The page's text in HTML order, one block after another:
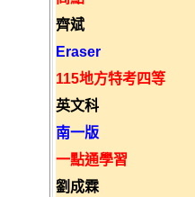
齊斌
Eraser
115地方特考四等
英文科
南一版
一點通學習
劉成霖